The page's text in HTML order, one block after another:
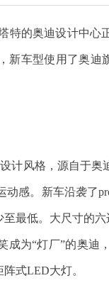
特的奥迪设计中
新车型使用了奥迪
计风格，源自于奥
感。新车沿袭了
最低。大尺寸的
为“灯厂”的奥迪
式LED大灯。